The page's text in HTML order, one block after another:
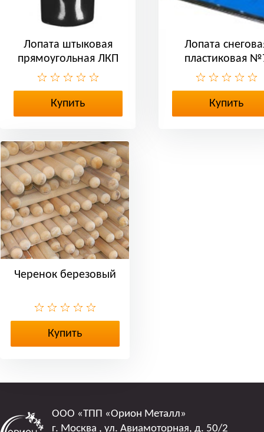
Лопата штыковая
прямоугольная ЛКП
НЕРЖ 2 мм р/ж
Купить
Лопата
пластиковая
Купить
Черенок березовый
Купить
ООО «ТПП «Орион Металл»
г. Москва , ул. Авиамоторная, д. 50/2